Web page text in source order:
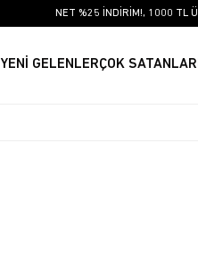
NET %25 İNDİRİM!, 1000 TL
YENİ GELENLERÇOK SATANLAR